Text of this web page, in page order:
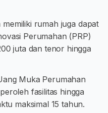
rumah juga dapat
Perumahan (PRP)
juta dan tenor hingga
Muka Perumahan
fasilitas hingga
maksimal 15 tahun.